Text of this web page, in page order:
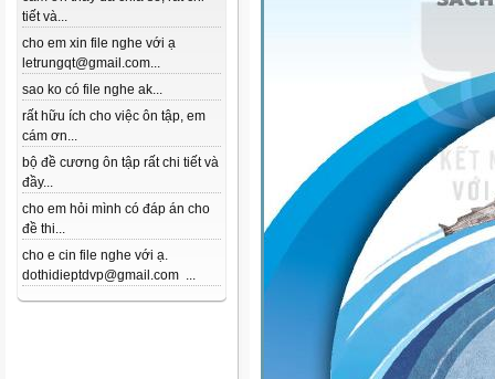
tiết và...
cho em xin file nghe với ạ
letrungqt@gmail.com...
sao ko có file nghe ak...
rất hữu ích cho việc ôn tập, em
cám ơn...
bộ đề cương ôn tập rất chi tiết và
đầy...
cho em hỏi mình có đáp án cho
đề thi...
cho e cin file nghe với ạ.
dothidieptdvp@gmail.com ...